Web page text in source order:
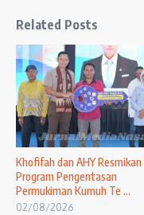
Related Posts
Khofifah dan AHY Resmikan
Program Pengentasan
Permukiman Kumuh Te ...
02/08/2026